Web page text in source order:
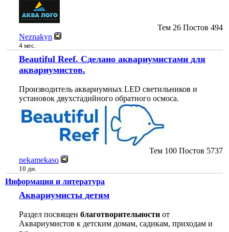
Тем 26 Постов 494
Neznakyn
4 мес.
Beautiful Reef. Сделано аквариумистами для
аквариумистов.
Производитель аквариумных LED светильников и
установок двухстадийного обратного осмоса.
Тем 100 Постов 5737
nekamekaso
10 дн.
Информация и литература
Аквариумисты детям
Раздел посвящен благотворительности от
Аквариумистов к детским домам, садикам, приходам и